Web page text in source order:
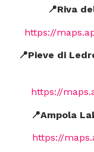
📍Riva
https://
📍Pieve di
https://
📍Ampola
https://